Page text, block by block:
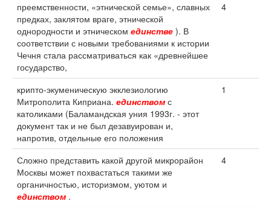
преемственности, «этнической семье», славных
предках, заклятом враге, этнической
однородности и этническом единстве ). В
соответствии с новыми требованиями к истории
Чечня стала рассматриваться как «древнейшее
государство,
4
крипто-экуменическую экклезиологию
Митрополита Киприана. единством с
католиками (Баламандская уния 1993г. - этот
документ так и не был дезавуирован и,
напротив, отдельные его положения
1
Сложно представить какой другой микрорайон
Москвы может похвастаться такими же
органичностью, историзмом, уютом и
единством .
4